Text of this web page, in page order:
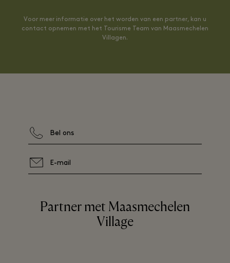
Voor meer informatie over het worden van een partner, kan u
contact opnemen met het Tourisme Team van Maasmechelen
Villagen.
Bel ons
E-mail
Partner met Maasmechelen
Village